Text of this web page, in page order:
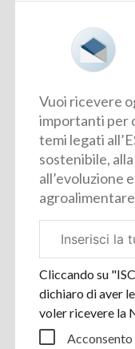
Vuoi ricevere
importanti per
temi legati
sostenibile,
all’evoluzione
aziendale
Cliccando su
dichiaro di aver
voler ricevere la